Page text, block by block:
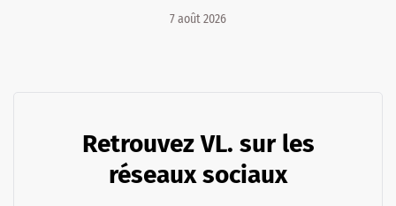
7 août 2026
Retrouvez VL. sur les
réseaux sociaux